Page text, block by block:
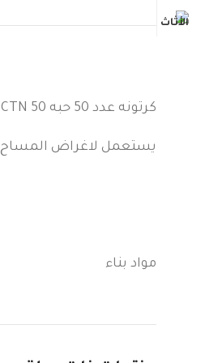
كرتونه عدد 50 حبه CTN 50
يستعمل لاغراض المساح
مواد بناء